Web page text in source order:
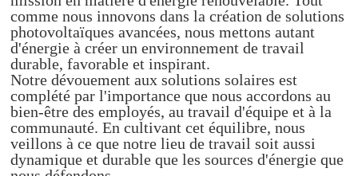
comme nous innovons dans la création de solutions
photovoltaïques avancées, nous mettons autant
d'énergie à créer un environnement de travail
durable, favorable et inspirant.
Notre dévouement aux solutions solaires est
complété par l'importance que nous accordons au
bien-être des employés, au travail d'équipe et à la
communauté. En cultivant cet équilibre, nous
veillons à ce que notre lieu de travail soit aussi
dynamique et durable que les sources d'énergie que